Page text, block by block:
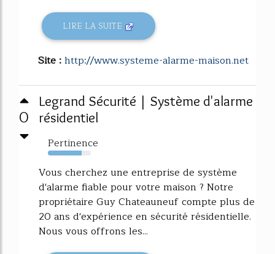
LIRE LA SUITE
Site :http://www.systeme-alarme-maison.net
0
Legrand Sécurité | Système d'alarme
résidentiel
Pertinence
79%
Vous cherchez une entreprise de système
d'alarme fiable pour votre maison ? Notre
propriétaire Guy Chateauneuf compte plus de
20 ans d'expérience en sécurité résidentielle.
Nous vous offrons les...